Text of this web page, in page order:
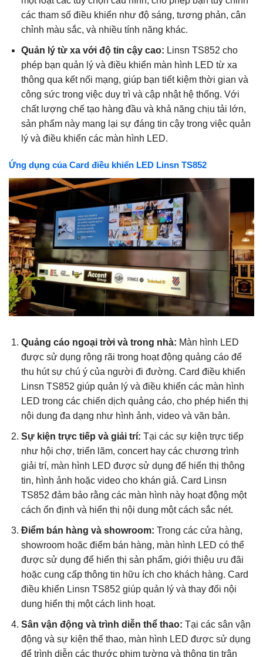
các tham số điều khiển như độ sáng, tương phản, cân
chỉnh màu sắc, và nhiều tính năng khác.
Quản lý từ xa với độ tin cậy cao: Linsn TS852 cho
phép bạn quản lý và điều khiển màn hình LED từ xa
thông qua kết nối mạng, giúp bạn tiết kiệm thời gian và
công sức trong việc duy trì và cập nhật hệ thống. Với
chất lượng chế tạo hàng đầu và khả năng chịu tải lớn,
sản phẩm này mang lại sự đáng tin cậy trong việc quản
lý và điều khiển các màn hình LED.
Ứng dụng của Card điều khiển LED Linsn TS852
Quảng cáo ngoại trời và trong nhà: Màn hình LED
được sử dụng rộng rãi trong hoạt động quảng cáo để
thu hút sự chú ý của người đi đường. Card điều khiển
Linsn TS852 giúp quản lý và điều khiển các màn hình
LED trong các chiến dịch quảng cáo, cho phép hiển thị
nội dung đa dạng như hình ảnh, video và văn bản.
Sự kiện trực tiếp và giải trí: Tại các sự kiện trực tiếp
như hội chợ, triển lãm, concert hay các chương trình
giải trí, màn hình LED được sử dụng để hiển thị thông
tin, hình ảnh hoặc video cho khán giả. Card Linsn
TS852 đảm bảo rằng các màn hình này hoạt động một
cách ổn định và hiển thị nội dung một cách sắc nét.
Điểm bán hàng và showroom: Trong các cửa hàng,
showroom hoặc điểm bán hàng, màn hình LED có thể
được sử dụng để hiển thị sản phẩm, giới thiệu ưu đãi
hoặc cung cấp thông tin hữu ích cho khách hàng. Card
điều khiển Linsn TS852 giúp quản lý và thay đổi nội
dung hiển thị một cách linh hoạt.
Sân vận động và trình diễn thể thao: Tại các sân vận
động và sự kiện thể thao, màn hình LED được sử dụng
để trình diễn các thước phim tường và thông tin trận